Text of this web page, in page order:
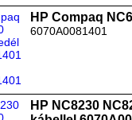
HP Compaq
6070A0081401
HP NC8230